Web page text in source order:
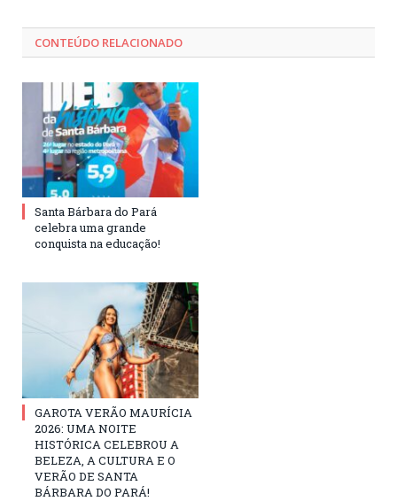
CONTEÚDO RELACIONADO
Santa Bárbara do Pará
celebra uma grande
conquista na educação!
GAROTA VERÃO MAURÍCIA
2026: UMA NOITE
HISTÓRICA CELEBROU A
BELEZA, A CULTURA E O
VERÃO DE SANTA
BÁRBARA DO PARÁ!